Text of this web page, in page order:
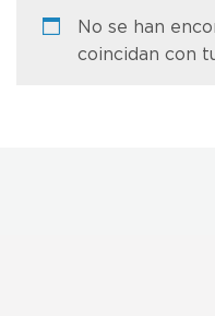
No se han
coincidan con